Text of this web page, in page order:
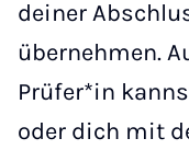
deiner
übernehmen.
Prüfer*in
oder dich mit